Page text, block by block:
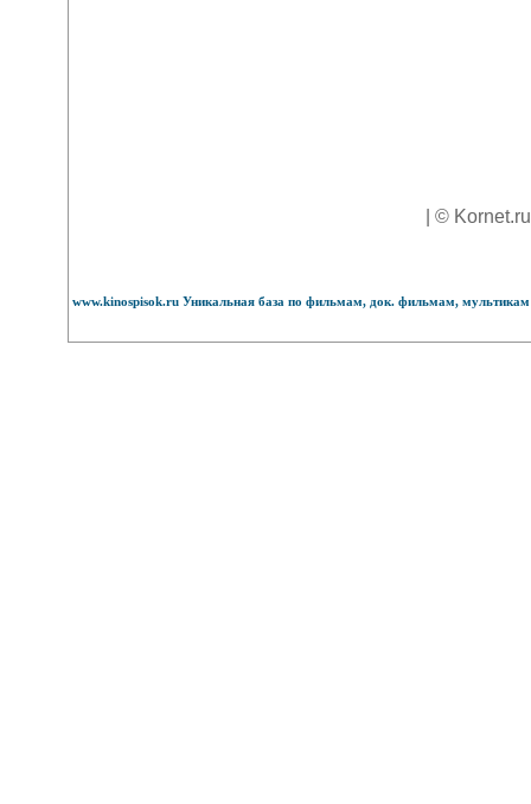
| ©
www.kinospisok.ru Уникальная база по фильмам, док. фильмам,